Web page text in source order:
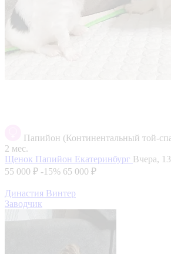
Папийон (Континентальный той-
2 мес.
Щенок Папийон Екатеринбург Вчера,
55 000 ₽ -15% 65 000 ₽
Династия Винтер
Заводчик